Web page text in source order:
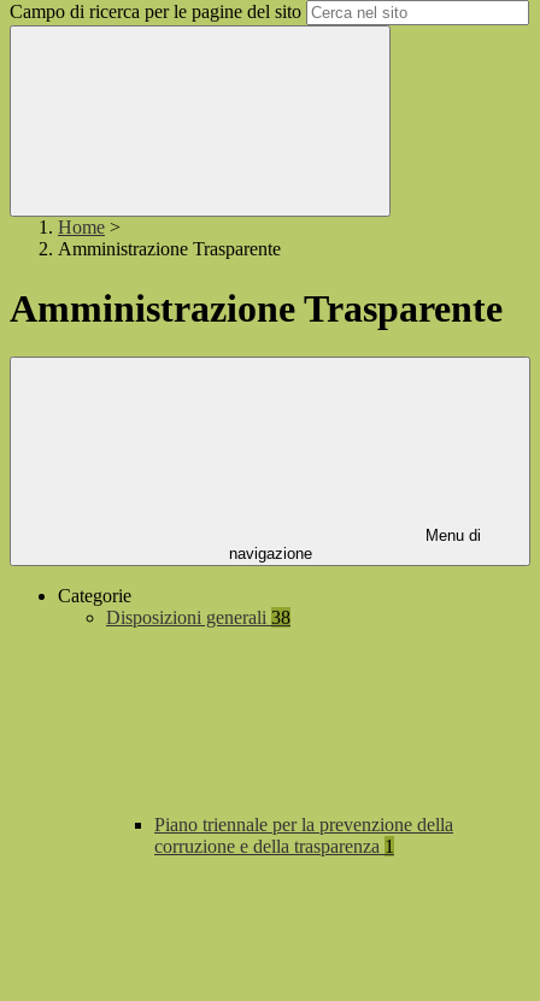
Campo di ricerca per le pagine del sito
Home >
Amministrazione Trasparente
Amministrazione Trasparente
Menu di
navigazione
Categorie
Disposizioni generali 38
Piano triennale per la prevenzione della
corruzione e della trasparenza 1